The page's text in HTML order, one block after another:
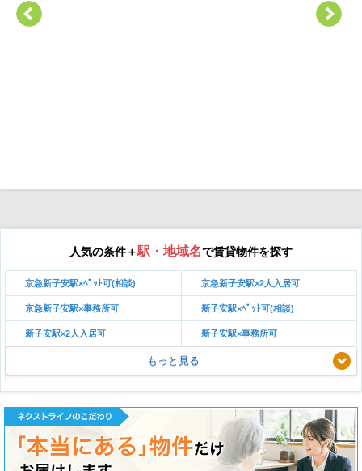
人気の条件＋駅・地域名で賃貸物件を探す
京急新子安駅×ﾍﾟｯﾄ可(相談) 京急新子安駅×2人入居可
京急新子安駅×事務所可 新子安駅×ﾍﾟｯﾄ可(相談)
新子安駅×2人入居可 新子安駅×事務所可
もっと見る